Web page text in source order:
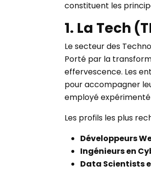
constituent les
1. La Tech
Le secteur des
Porté par la
effervescence. Les
pour accompagner
employé
Les profils les plus
Développeurs
Ingénieurs en
Data Scientists